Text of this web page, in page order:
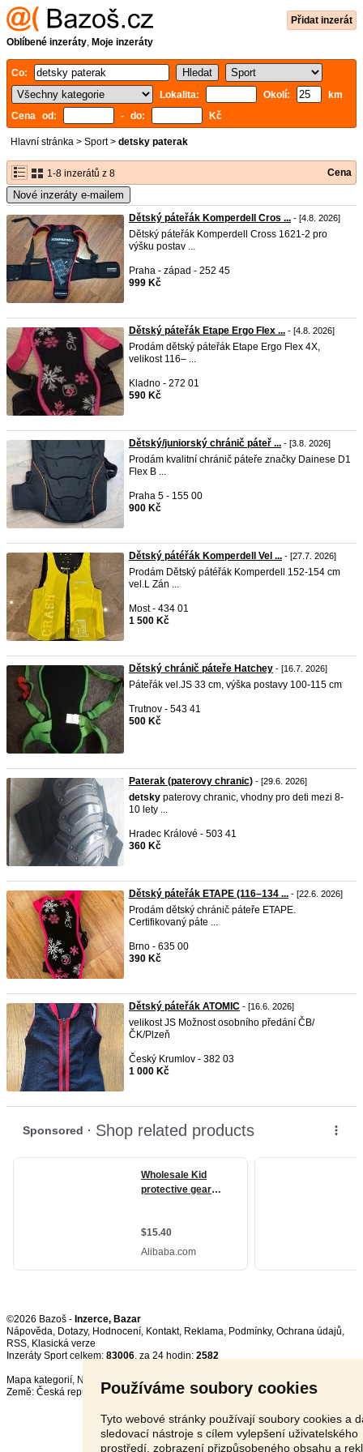
Používáme soubory cookies
Tyto webové stránky používají soubory cookies a
sledovací nástroje s cílem vylepšení uživatelského
prostředí, zobrazení přizpůsobeného obsahu a
Přidat inzerát
Oblíbené inzeráty, Moje inzeráty
Co:
Lokalita:
Okolí:
km
Cena od:
- do: Kč
Hlavní stránka > Sport> detsky paterak
1-8 inzerátů z 8 Cena
Nové inzeráty e-mailem
Dětský páteřák Komperdell Cros ... - [4.8. 2026]
Dětský páteřák Komperdell Cross 1621-2 pro
výšku postav ...
Praha - západ - 252 45
999 Kč
Dětský páteřák Etape Ergo Flex ... - [4.8. 2026]
Prodám dětský páteřák Etape Ergo Flex 4X,
velikost 116– ...
Kladno - 272 01
590 Kč
Dětský/juniorský chránič páteř ... - [3.8. 2026]
Prodám kvalitní chránič páteře značky Dainese D1
Flex B ...
Praha 5 - 155 00
900 Kč
Dětský pátéřák Komperdell Vel ... - [27.7. 2026]
Prodám Dětský pátéřák Komperdell 152-154 cm
vel.L Zán ...
Most - 434 01
1 500 Kč
Dětský chránič páteře Hatchey - [16.7. 2026]
Páteřák vel.JS 33 cm, výška postavy 100-115 cm
Trutnov - 543 41
500 Kč
Paterak (paterovy chranic) - [29.6. 2026]
detsky paterovy chranic, vhodny pro deti mezi 8-
10 lety ...
Hradec Králové - 503 41
360 Kč
Dětský páteřák ETAPE (116–134 ... - [22.6. 2026]
Prodám dětský chránič páteře ETAPE.
Certifikovaný páte ...
Brno - 635 00
390 Kč
Dětský páteřák ATOMIC - [16.6. 2026]
velikost JS Možnost osobního předání ČB/
ČK/Plzeň
Český Krumlov - 382 03
1 000 Kč
©2026 Bazoš - Inzerce, Bazar
Nápověda, Dotazy, Hodnocení, Kontakt, Reklama, Podmínky, Ochrana údajů,
RSS,
Inzeráty Sport celkem: 83006, za 24 hodin: 2582
Mapa kategorií, Nejvyhledávanější výrazy
Země: Česká republika,Slovensko,Polsko,Rakousko